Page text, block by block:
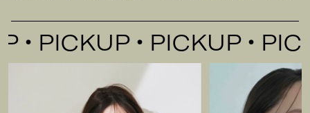
バジレシピ」
感動
PICKUP